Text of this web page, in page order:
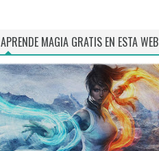
APRENDE MAGIA GRATIS EN ESTA WEB